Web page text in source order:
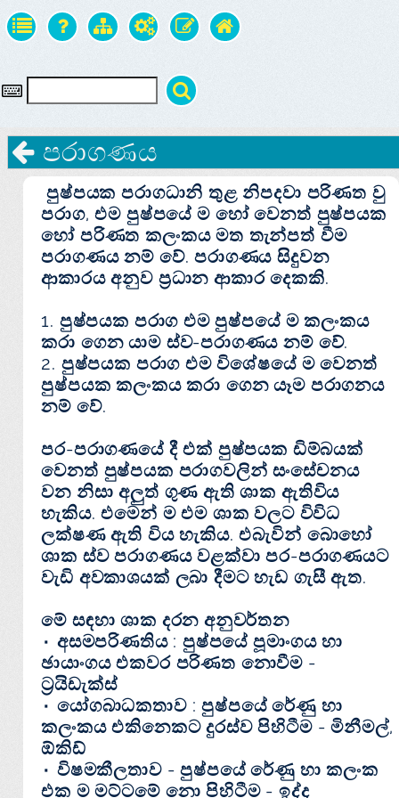
පරාගණය
පුෂ්පයක පරාගධානි තුළ නිපදවා පරිණත වු
පරාග, එම පුෂ්පයේ ම හෝ වෙනත් පුෂ්පයක
හෝ පරිණත කලංකය මත තැන්පත් වීම
පරාගණය නම් වේ. පරාගණය සිදුවන
ආකාරය අනුව ප්‍රධාන ආකාර දෙකකි.
1. පුෂ්පයක පරාග එම පුෂ්පයේ ම කලංකය
කරා ගෙන යාම ස්ව-පරාගණය නම් වේ.
2. පුෂ්පයක පරාග එම විශේෂයේ ම වෙනත්
පුෂ්පයක කලංකය කරා ගෙන යෑම පරාගනය
නම් වේ.
පර-පරාගණයේ දී එක් පුෂ්පයක ඩිම්බයක්
වෙනත් පුෂ්පයක පරාගවලින් සංසේචනය
වන නිසා අලුත් ගුණ ඇති ශාක ඇතිවිය
හැකිය. එමෙන් ම එම ශාක වලට විවිධ
ලක්ෂණ ඇති විය හැකිය. එබැවින් බොහෝ
ශාක ස්ව පරාගණය වළක්වා පර-පරාගණයට
වැඩි අවකාශයක් ලබා දීමට හැඩ ගැසී ඇත.
මේ සඳහා ශාක දරන අනුවර්තන
٠ අසමපරිණතිය : පුෂ්පයේ පූමාංගය හා
ඡායාංගය එකවර පරිණත නොවීම -
ට්‍රයිඩැක්ස්
٠ යෝගබාධකතාව : පුෂ්පයේ රේණු හා
කලංකය එකිනෙකට දුරස්ව පිහිටීම - මිනීමල්,
ඕකිඩ්
٠ විෂමකීලතාව - පුෂ්පයේ රේණු හා කලංක
එක ම මට්ටමේ නො පිහිටීම - ඉද්ද